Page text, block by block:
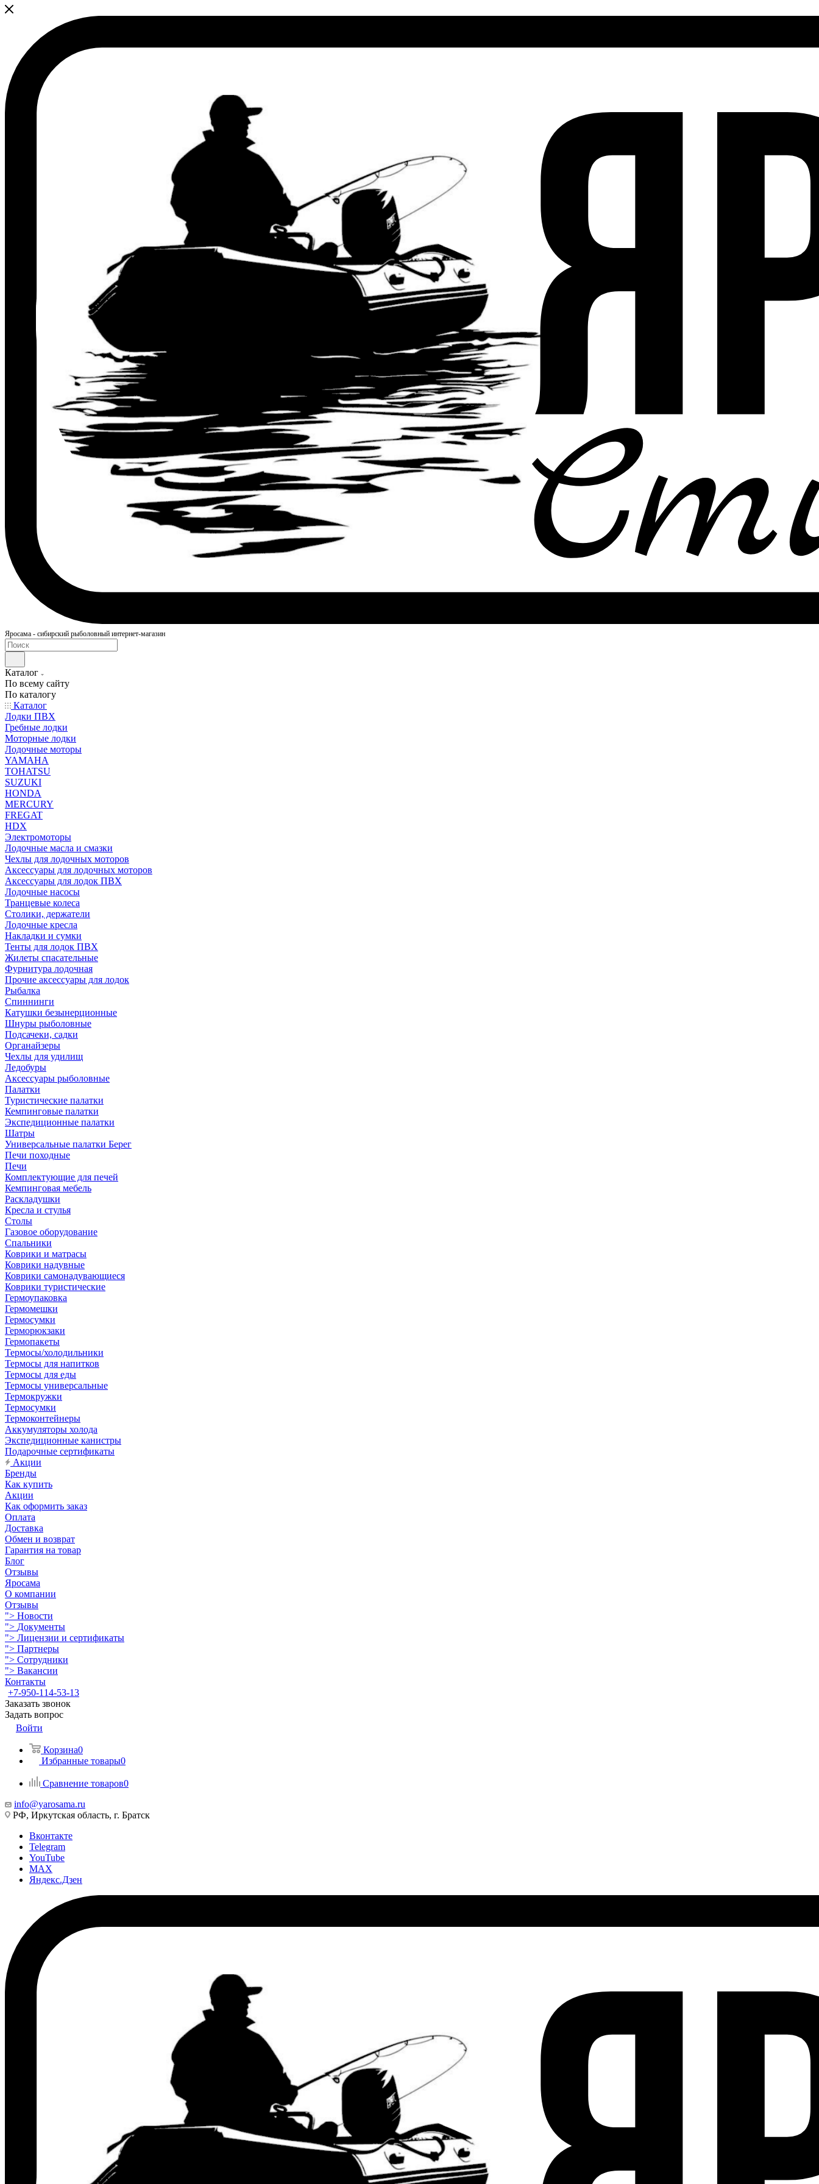
Яросама - сибирский рыболовный интернет-магазин
Каталог
По всему сайту
По каталогу
Каталог
Лодки ПВХ
Гребные лодки
Моторные лодки
Лодочные моторы
YAMAHA
TOHATSU
SUZUKI
HONDA
MERCURY
FREGAT
HDX
Электромоторы
Лодочные масла и смазки
Чехлы для лодочных моторов
Аксессуары для лодочных моторов
Аксессуары для лодок ПВХ
Лодочные насосы
Транцевые колеса
Столики, держатели
Лодочные кресла
Накладки и сумки
Тенты для лодок ПВХ
Жилеты спасательные
Фурнитура лодочная
Прочие аксессуары для лодок
Рыбалка
Спиннинги
Катушки безынерционные
Шнуры рыболовные
Подсачеки, садки
Органайзеры
Чехлы для удилищ
Ледобуры
Аксессуары рыболовные
Палатки
Туристические палатки
Кемпинговые палатки
Экспедиционные палатки
Шатры
Универсальные палатки Берег
Печи походные
Печи
Комплектующие для печей
Кемпинговая мебель
Раскладушки
Кресла и стулья
Столы
Газовое оборудование
Спальники
Коврики и матрасы
Коврики надувные
Коврики самонадувающиеся
Коврики туристические
Гермоупаковка
Гермомешки
Гермосумки
Герморюкзаки
Гермопакеты
Термосы/холодильники
Термосы для напитков
Термосы для еды
Термосы универсальные
Термокружки
Термосумки
Термоконтейнеры
Аккумуляторы холода
Экспедиционные канистры
Подарочные сертификаты
Акции
Бренды
Как купить
Акции
Как оформить заказ
Оплата
Доставка
Обмен и возврат
Гарантия на товар
Блог
Отзывы
Яросама
О компании
Отзывы
"> Новости
"> Документы
"> Лицензии и сертификаты
"> Партнеры
"> Сотрудники
"> Вакансии
Контакты
+7-950-114-53-13
Заказать звонок
Задать вопрос
Войти
Корзина0
Избранные товары0
Сравнение товаров0
info@yarosama.ru
РФ, Иркутская область, г. Братск
Вконтакте
Telegram
YouTube
MAX
Яндекс.Дзен